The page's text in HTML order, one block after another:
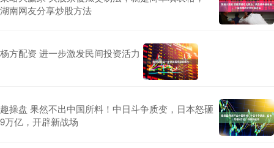
湖南网友分享炒股方法
杨方配资 进一步激发民间投资活力
趣操盘 果然不出中国所料！中日斗争质变，日本怒砸
9万亿，开辟新战场